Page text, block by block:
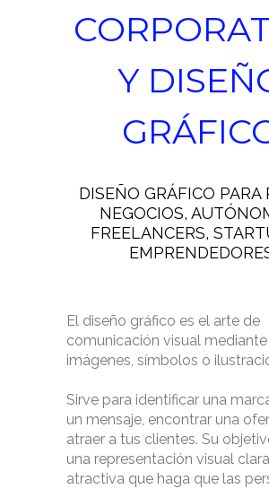
Y
DISEÑO GRÁFICO PARA
NEGOCIOS,
FREELANCERS,
El diseño gráfico es el arte de
comunicación visual
imágenes, símbolos o
Sirve para identificar una
un mensaje, encontrar una
atraer a tus clientes. Su
una representación visual
atractiva que haga que las